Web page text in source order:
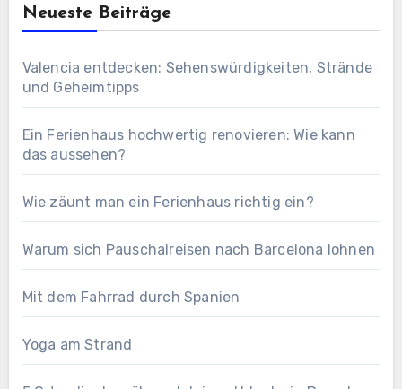
Neueste Beiträge
Valencia entdecken: Sehenswürdigkeiten, Strände
und Geheimtipps
Ein Ferienhaus hochwertig renovieren: Wie kann
das aussehen?
Wie zäunt man ein Ferienhaus richtig ein?
Warum sich Pauschalreisen nach Barcelona lohnen
Mit dem Fahrrad durch Spanien
Yoga am Strand